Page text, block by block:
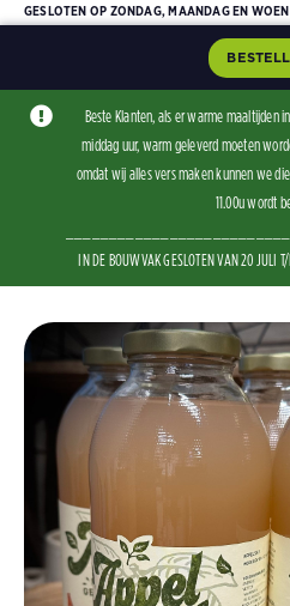
GESLOTEN OP ZONDAG, MAANDAG EN
Beste Klanten, als er warme maaltijden
middag uur, warm geleverd moeten
omdat wij alles vers maken kunnen we
11.00u wordt
IN DE BOUWVAK GESLOTEN VAN 20